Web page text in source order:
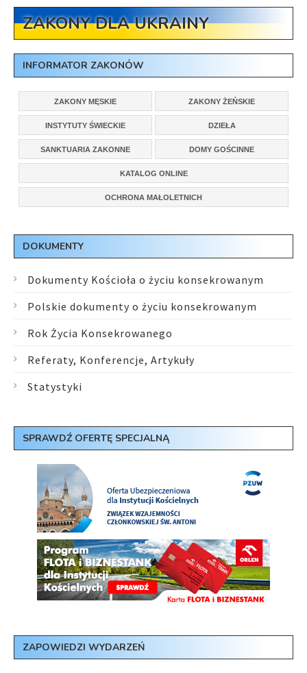
ZAKONY DLA UKRAINY
INFORMATOR ZAKONÓW
ZAKONY MĘSKIE ZAKONY ŻEŃSKIE
INSTYTUTY ŚWIECKIE DZIEŁA
SANKTUARIA ZAKONNE DOMY GOŚCINNE
KATALOG ONLINE
OCHRONA MAŁOLETNICH
DOKUMENTY
Dokumenty Kościoła o życiu konsekrowanym
Polskie dokumenty o życiu konsekrowanym
Rok Życia Konsekrowanego
Referaty, Konferencje, Artykuły
Statystyki
SPRAWDŹ OFERTĘ SPECJALNĄ
ZAPOWIEDZI WYDARZEŃ